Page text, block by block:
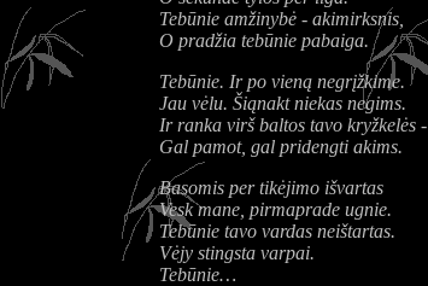
Tebūnie amžinybė - akimirksnis,
O pradžia tebūnie pabaiga.
Tebūnie. Ir po vieną negrįžkime.
Jau vėlu. Šiąnakt niekas negims.
Ir ranka virš baltos tavo kryžkelės -
Gal pamot, gal pridengti akims.
Basomis per tikėjimo išvartas
Vesk mane, pirmaprade ugnie.
Tebūnie tavo vardas neištartas.
Vėjy stingsta varpai.
Tebūnie…